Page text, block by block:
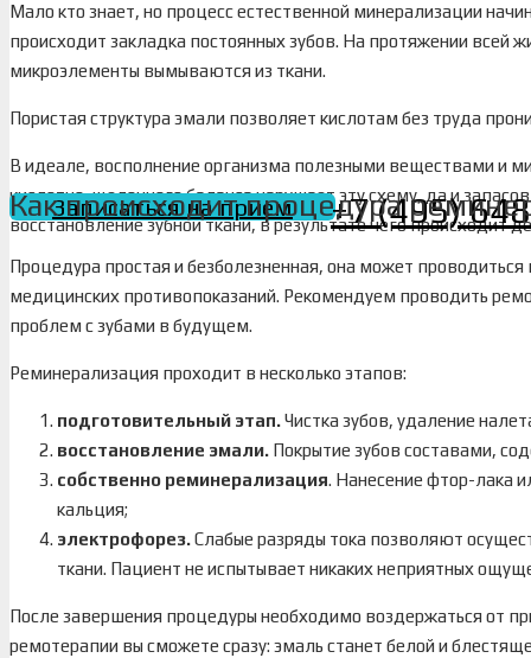
Мало кто знает, но процесс естественной минерализации
происходит закладка постоянных зубов. На протяжении всей
микроэлементы вымываются из ткани.
Пористая структура эмали позволяет кислотам без труда
В идеале, восполнение организма полезными веществами и
кислотно-щелочного баланса нарушает эту схему, да и
восстановление зубной ткани, в результате чего происходит
Записаться на прием +7 (495)
Как происходит процедура
Процедура простая и безболезненная, она может
медицинских противопоказаний. Рекомендуем проводить
проблем с зубами в будущем.
Реминерализация проходит в несколько этапов:
подготовительный этап.Чистка зубов, удаление
восстановление эмали. Покрытие зубов составами,
собственно реминерализация. Нанесение фтор-лака
кальция;
электрофорез.Слабые разряды тока позволяют
ткани. Пациент не испытывает никаких неприятных
После завершения процедуры необходимо воздержаться от
ремотерапии вы сможете сразу: эмаль станет белой и